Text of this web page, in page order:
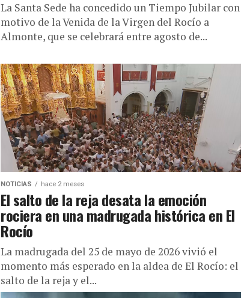
La Santa Sede ha concedido un Tiempo Jubilar con
motivo de la Venida de la Virgen del Rocío a
Almonte, que se celebrará entre agosto de...
NOTICIAS hace 2 meses
El salto de la reja desata la emoción
rociera en una madrugada histórica en El
Rocío
La madrugada del 25 de mayo de 2026 vivió el
momento más esperado en la aldea de El Rocío: el
salto de la reja y el...